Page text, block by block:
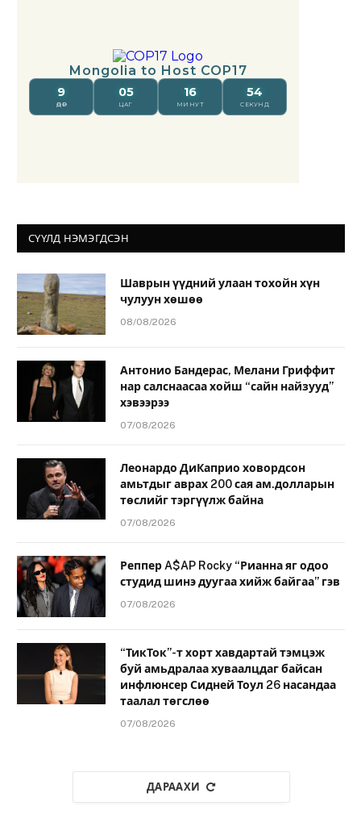
СҮҮЛД НЭМЭГДСЭН
Шаврын үүдний улаан тохойн хүн
чулуун хөшөө
08/08/2026
Антонио Бандерас, Мелани Гриффит
нар салснаасаа хойш “сайн найзууд”
хэвээрээ
07/08/2026
Леонардо ДиКаприо ховордсон
амьтдыг аврах 200 сая ам.долларын
төслийг тэргүүлж байна
07/08/2026
Реппер A$AP Rocky “Рианна яг одоо
студид шинэ дуугаа хийж байгаа” гэв
07/08/2026
“ТикТок”-т хорт хавдартай тэмцэж
буй амьдралаа хуваалцдаг байсан
инфлюнсер Сидней Тоул 26 насандаа
таалал төгслөө
07/08/2026
ДАРААХИ